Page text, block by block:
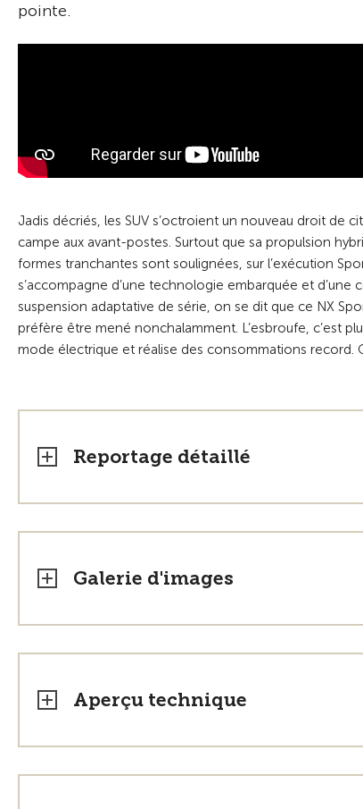
pointe.
Jadis décriés, les SUV s’octroient un nouveau droit de
campe aux avant-postes. Surtout que sa propulsion
formes tranchantes sont soulignées, sur l’exécution
s’accompagne d’une technologie embarquée et d’une
suspension adaptative de série, on se dit que ce NX
préfère être mené nonchalamment. L’esbroufe, c’est
mode électrique et réalise des consommations record.
Reportage détaillé
Galerie d'images
Aperçu technique